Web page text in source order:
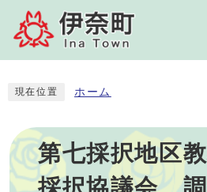
現在位置 ホーム
第七採択地区